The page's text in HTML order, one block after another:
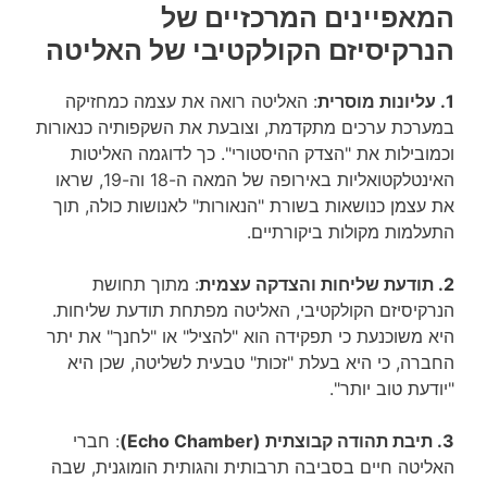
המאפיינים המרכזיים של
הנרקיסיזם הקולקטיבי של האליטה
1. עליונות מוסרית
: האליטה רואה את עצמה כמחזיקה
במערכת ערכים מתקדמת, וצובעת את השקפותיה כנאורות
וכמובילות את "הצדק ההיסטורי". כך לדוגמה האליטות
האינטלקטואליות באירופה של המאה ה-18 וה-19, שראו
את עצמן כנושאות בשורת "הנאורות" לאנושות כולה, תוך
התעלמות מקולות ביקורתיים.
2. תודעת שליחות והצדקה עצמית
: מתוך תחושת
הנרקיסיזם הקולקטיבי, האליטה מפתחת תודעת שליחות.
היא משוכנעת כי תפקידה הוא "להציל" או "לחנך" את יתר
החברה, כי היא בעלת "זכות" טבעית לשליטה, שכן היא
"יודעת טוב יותר".
3. תיבת תהודה קבוצתית (Echo Chamber)
: חברי
האליטה חיים בסביבה תרבותית והגותית הומוגנית, שבה